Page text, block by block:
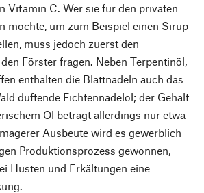
Vitamin C. Wer sie für den privaten
möchte, um zum Beispiel einen Sirup
muss jedoch zuerst den
Förster fragen. Neben Terpentinöl,
enthalten die Blattnadeln auch das
duftende Fichtennadelöl; der Gehalt
Öl beträgt allerdings nur etwa
Ausbeute wird es gewerblich
Produktionsprozess gewonnen,
Husten und Erkältungen eine